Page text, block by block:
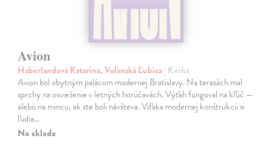
Avion
Haberlandová Katarína, Voľanská Ľubica| Kniha
Avion bol obytným palácom modernej Bratislavy. Na terasách mal
sprchy na osvieženie v letných horúčavách. Výťah fungoval na kľúč —
alebo na mincu, ak ste boli návšteva. Vďaka modernej konštrukcii si
ľudia…
Na sklade